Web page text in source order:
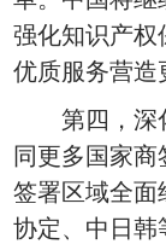
强化知识产权
优质服务营造
第四，深
同更多国家
签署区域全面
协定、中日韩